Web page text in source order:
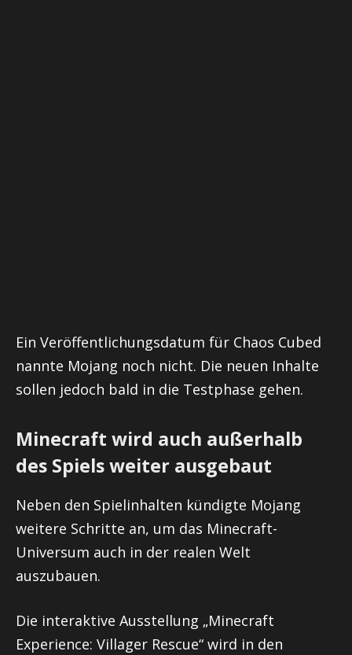
Ein Veröffentlichungsdatum für Chaos Cubed
nannte Mojang noch nicht. Die neuen Inhalte
sollen jedoch bald in die Testphase gehen.
Minecraft wird auch außerhalb
des Spiels weiter ausgebaut
Neben den Spielinhalten kündigte Mojang
weitere Schritte an, um das Minecraft-
Universum auch in der realen Welt
auszubauen.
Die interaktive Ausstellung „Minecraft
Experience: Villager Rescue“ wird in den